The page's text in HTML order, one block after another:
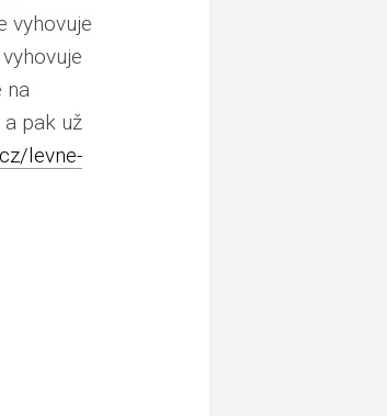
vyhovuje
na
pak už
levne-